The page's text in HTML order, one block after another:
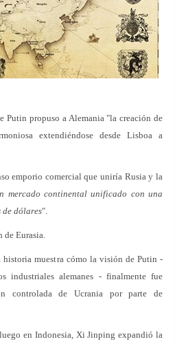
Putin propuso a Alemania "la creación de
extendiéndose desde Lisboa a
emporio comercial que uniría Rusia y la
mercado continental unificado con una
dólares".
de Eurasia.
muestra cómo la visión de Putin -
industriales alemanes - finalmente fue
controlada de Ucrania por parte de
en Indonesia, Xi Jinping expandió la